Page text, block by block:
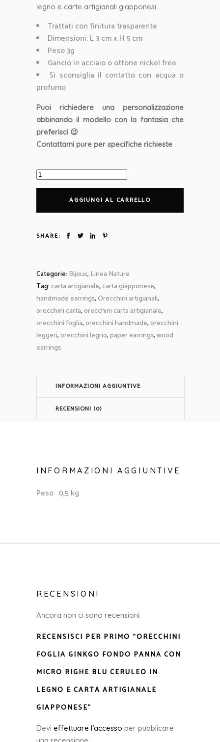
legno e carte artigianali giapponesi
Trattati con finitura trasparente
Dimensioni: L 3 cm x H 5 cm
Peso 3g
Gancio in acciaio o ottone nickel free
Si sconsiglia il contatto con acqua o
profumo
Puoi richiedere una personalizzazione
abbinando il modello con la fantasia che
preferisci 😉
Contattami pure per specifiche richieste
Orecchini
foglia
fondo
con
blu
ceruleo
in
legno
e
carta
artigianale
AGGIUNGI AL CARRELLO
SHARE:
Categorie: Bijoux, Linea Nature
Tag:carta artigianale,carta giapponese,
handmade earrings,Orecchini artigianali,
orecchini carta,orecchini carta artigianale,
orecchini foglia,orecchini handmade,orecchini
leggeri,orecchini legno,paper earrings,wood
earrings
INFORMAZIONI AGGIUNTIVE
RECENSIONI (0)
INFORMAZIONI AGGIUNTIVE
Peso 0,5 kg
RECENSIONI
Ancora non ci sono recensioni.
RECENSISCI PER PRIMO “ORECCHINI
FOGLIA GINKGO FONDO PANNA CON
MICRO RIGHE BLU CERULEO IN
LEGNO E CARTA ARTIGIANALE
GIAPPONESE”
Devi effettuare l’accesso per pubblicare
una recensione.